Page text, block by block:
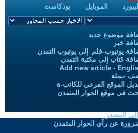
الموبايل بودكاست
موضوع جديد
خبر
يوتيوب-فلم إلى يوتيوب التمدن
كتاب إلى مكتبة التمدن
Add new article -
حملة
الموقع الفرعي للكاتب-ة
في موقع الحوار المتمدن
المصدر
عن رأي الحوار المتمدن